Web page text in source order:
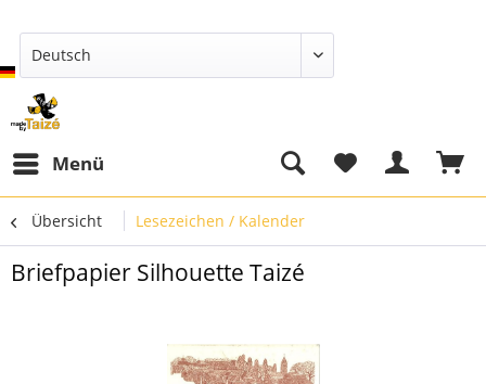
Deutsch
Menü
Übersicht Lesezeichen / Kalender
Briefpapier Silhouette Taizé